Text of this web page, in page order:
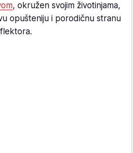
, okružen svojim životinjama,
opušteniju i porodičnu stranu